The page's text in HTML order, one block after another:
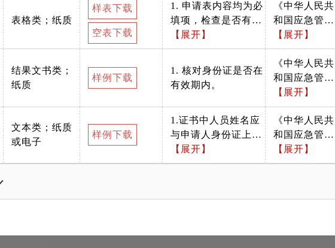
表格类；纸质
样表下载
空表下载
1. 申请表内容均为必
填项，检查是否有遗
漏； 2. 检查申请表
填写内容是否存在文
字错误； 3. 核对申
请人所填身份证号码
与身份证是否一致；
4. 按申请人员本期申
报特种作业操作资格
申请种类填写（初
学、复审）； 5. 检
查申请表是否有申请
【展开】
《中华人民共
和国应急管理
部公告》（20
18年第12号）
【展开】
结果文书类；
纸质
样例下载
1. 核对身份证是否在
有效期内。
《中华人民共
和国应急管理
部公告》（20
18年第12号）
【展开】
文本类；纸质
或电子
样例下载
1.证书中人员姓名应
与申请人身份证上姓
名一致； 2.证书颁发
单位符合常识，无明
【展开】
《中华人民共
和国应急管理
部公告》（20
18年第12号）
【展开】